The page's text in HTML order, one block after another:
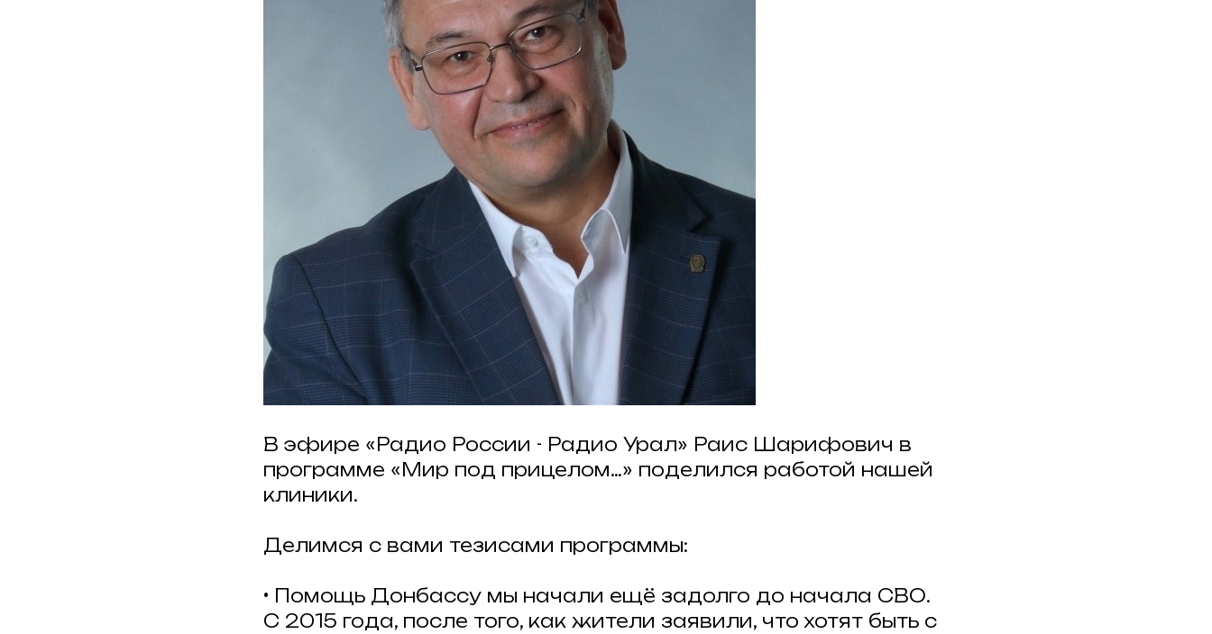
В эфире «Радио России - Радио Урал» Раис Шарифович в
программе «Мир под прицелом…» поделился работой нашей
клиники.
Делимся с вами тезисами программы:
• Помощь Донбассу мы начали ещё задолго до начала СВО.
С 2015 года, после того, как жители заявили, что хотят быть с